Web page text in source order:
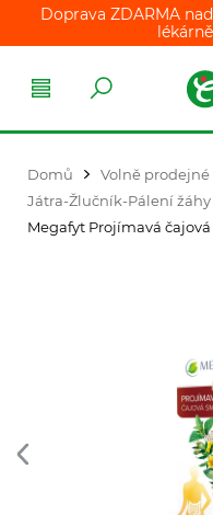
Doprava ZDARMA
lékárně
Domů
Volně prodejné
Játra-Žlučník-Pálení žáhy
Megafyt Projímavá čajová